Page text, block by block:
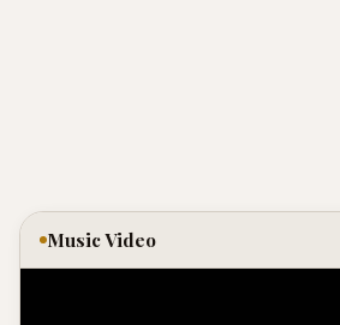
Music Video